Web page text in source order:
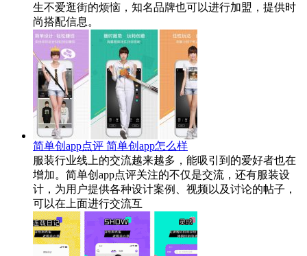
生不爱逛街的烦恼，知名品牌也可以进行加盟，提供时
尚搭配信息。
简单创app点评 简单创app怎么样
服装行业线上的交流越来越多，能吸引到的爱好者也在
增加。简单创app点评关注的不仅是交流，还有服装设
计，为用户提供各种设计案例、视频以及讨论的帖子，
可以在上面进行交流互